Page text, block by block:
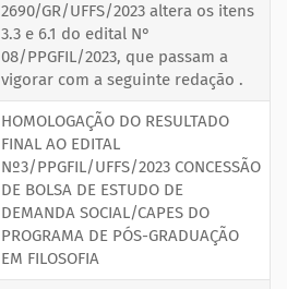
2690/GR/UFFS/2023 altera os itens
3.3 e 6.1 do edital N°
08/PPGFIL/2023, que passam a
vigorar com a seguinte redação .
HOMOLOGAÇÃO DO RESULTADO
FINAL AO EDITAL
Nº3/PPGFIL/UFFS/2023 CONCESSÃO
DE BOLSA DE ESTUDO DE
DEMANDA SOCIAL/CAPES DO
PROGRAMA DE PÓS-GRADUAÇÃO
EM FILOSOFIA